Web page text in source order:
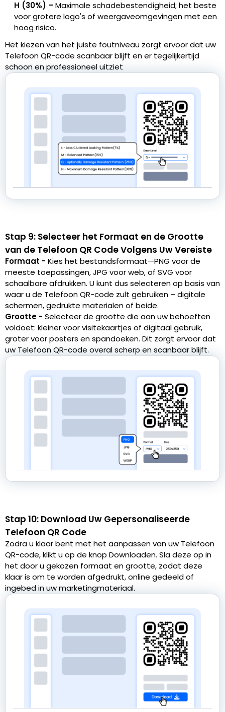
H (30%) – Maximale schadebestendigheid; het beste
voor grotere logo's of weergaveomgevingen met een
hoog risico.
Het kiezen van het juiste foutniveau zorgt ervoor dat uw
Telefoon QR-code scanbaar blijft en er tegelijkertijd
schoon en professioneel uitziet
Stap 9: Selecteer het Formaat en de Grootte
van de Telefoon QR Code Volgens Uw Vereiste
Formaat - Kies het bestandsformaat—PNG voor de
meeste toepassingen, JPG voor web, of SVG voor
schaalbare afdrukken. U kunt dus selecteren op basis van
waar u de Telefoon QR-code zult gebruiken – digitale
schermen, gedrukte materialen of beide.
Grootte - Selecteer de grootte die aan uw behoeften
voldoet: kleiner voor visitekaartjes of digitaal gebruik,
groter voor posters en spandoeken. Dit zorgt ervoor dat
uw Telefoon QR-code overal scherp en scanbaar blijft.
Stap 10: Download Uw Gepersonaliseerde
Telefoon QR Code
Zodra u klaar bent met het aanpassen van uw Telefoon
QR-code, klikt u op de knop Downloaden. Sla deze op in
het door u gekozen formaat en grootte, zodat deze
klaar is om te worden afgedrukt, online gedeeld of
ingebed in uw marketingmateriaal.